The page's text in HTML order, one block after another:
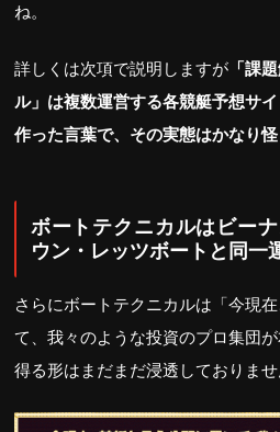
ね。
詳しくは次項で説明しますが 「課
ル」は複数運営する各競艇予想サ
作った言葉で、その実態はかなり怪
ボートテクニカルはビー
ウン・レッツボートと同一
さらにボートテクニカルは「今現
て、我々のような投資のプロ集団
得る形はまだまだ浸透しておりませ